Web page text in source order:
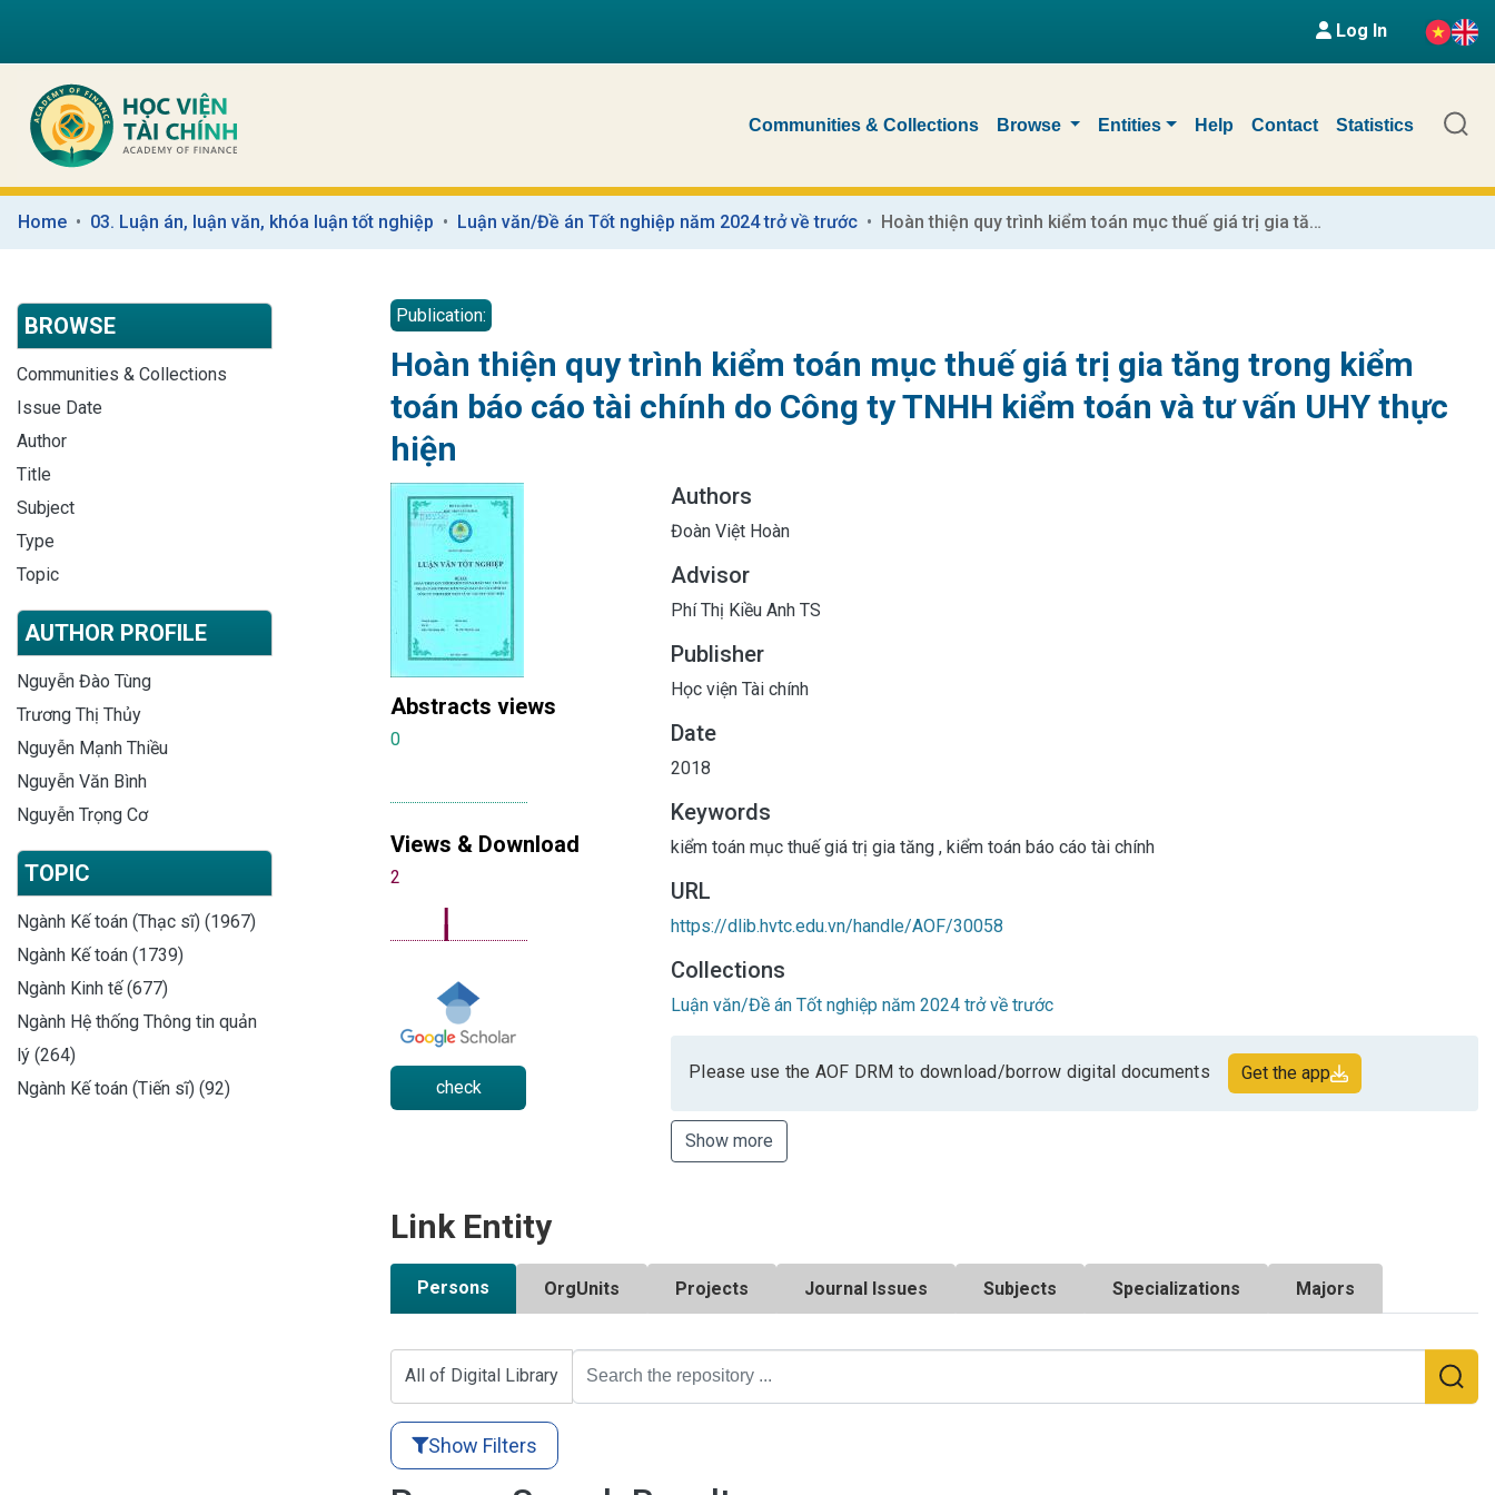
Log In
Communities & Collections Browse Entities Help Contact Statistics
Home 03. Luận án, luận văn, khóa luận tốt nghiệp Luận văn/Đề án Tốt nghiệp năm 2024 trở về trước Hoàn thiện quy trình kiểm toán mục thuế giá trị gia tăng trong kiểm toán báo cáo tài chính do Công ty TNHH kiểm toán và tư vấn UHY thực hiện
BROWSE
Communities & Collections
Issue Date
Author
Title
Subject
Type
Topic
AUTHOR PROFILE
Nguyễn Đào Tùng
Trương Thị Thủy
Nguyễn Mạnh Thiều
Nguyễn Văn Bình
Nguyễn Trọng Cơ
TOPIC
Ngành Kế toán (Thạc sĩ) (1967)
Ngành Kế toán (1739)
Ngành Kinh tế (677)
Ngành Hệ thống Thông tin quản
lý (264)
Ngành Kế toán (Tiến sĩ) (92)
Publication:
Hoàn thiện quy trình kiểm toán mục thuế giá trị gia tăng trong kiểm
toán báo cáo tài chính do Công ty TNHH kiểm toán và tư vấn UHY thực
hiện
Abstracts views
0
Views & Download
2
check
Authors
Đoàn Việt Hoàn
Advisor
Phí Thị Kiều Anh TS
Publisher
Học viện Tài chính
Date
2018
Keywords
kiểm toán mục thuế giá trị gia tăng , kiểm toán báo cáo tài chính
URL
https://dlib.hvtc.edu.vn/handle/AOF/30058
Collections
Luận văn/Đề án Tốt nghiệp năm 2024 trở về trước
Please use the AOF DRM to download/borrow digital documents Get the app
Show more
Link Entity
Persons OrgUnits Projects Journal Issues Subjects Specializations Majors
All of Digital Library
Show Filters